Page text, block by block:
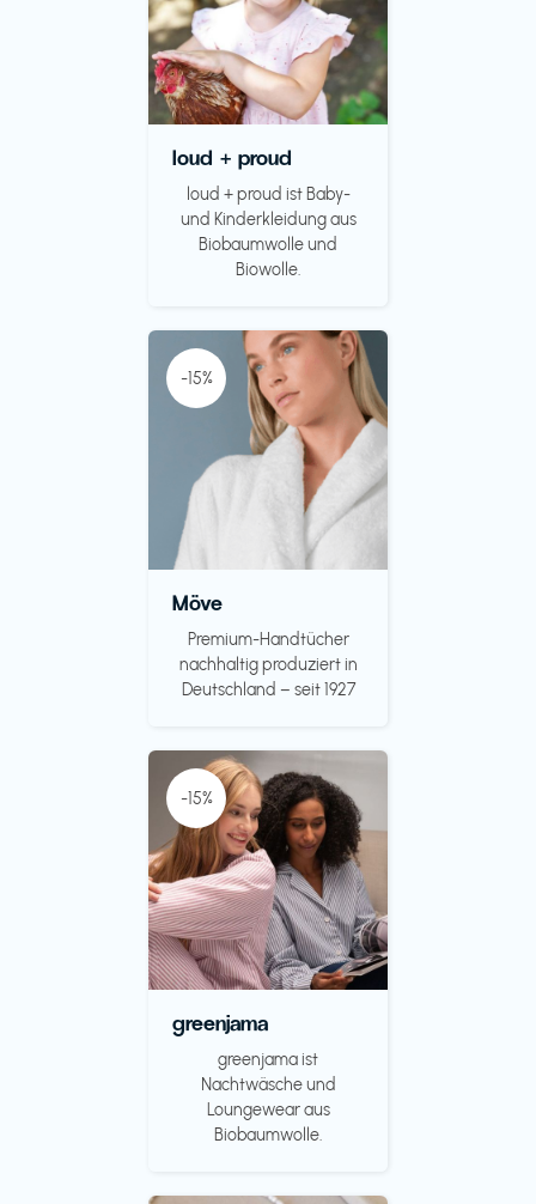
loud + proud
loud + proud ist Baby-
und Kinderkleidung aus
Biobaumwolle und
Biowolle.
-15%
Möve
Premium-Handtücher
nachhaltig produziert in
Deutschland – seit 1927
-15%
greenjama
greenjama ist
Nachtwäsche und
Loungewear aus
Biobaumwolle.